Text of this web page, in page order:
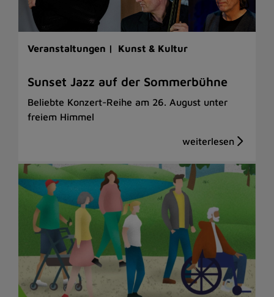
Veranstaltungen | Kunst & Kultur
Sunset Jazz auf der Sommerbühne
Beliebte Konzert-Reihe am 26. August unter
freiem Himmel